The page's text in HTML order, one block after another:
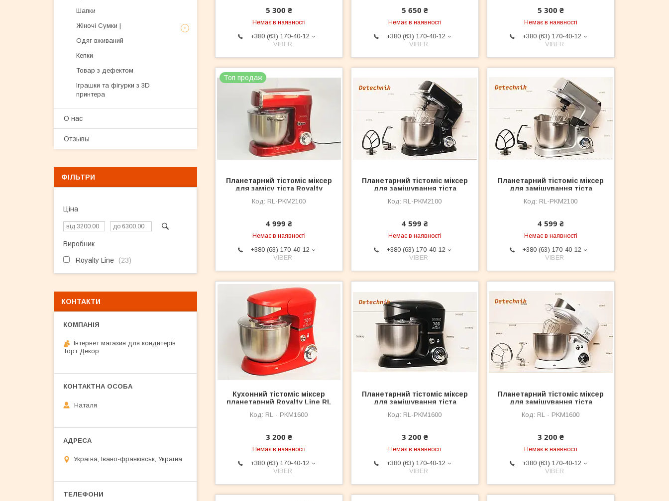
5 300 ₴
Немає в наявності
+380 (63) 170-40-12
VIBER
5 650 ₴
Немає в наявності
+380 (63) 170-40-12
VIBER
5 300 ₴
Немає в наявності
+380 (63) 170-40-12
VIBER
Топ продаж
Планетарний тістоміс міксер
для замісу тіста Royalty
RL-PKM2100
4 999 ₴
Немає в наявності
+380 (63) 170-40-12
VIBER
Планетарний тістоміс міксер
для замішування тіста
BLACK
RL-PKM2100
4 599 ₴
Немає в наявності
+380 (63) 170-40-12
VIBER
Планетарний тістоміс міксер
для замішування тіста
SILVER
RL-PKM2100
4 599 ₴
Немає в наявності
+380 (63) 170-40-12
VIBER
Кухонний тістоміс міксер
планетарний Royalty Line RL
RL - PKM1600
3 200 ₴
Немає в наявності
+380 (63) 170-40-12
VIBER
Планетарний тістоміс міксер
для замішування тіста
5.5L
RL-PKM1600
3 200 ₴
Немає в наявності
+380 (63) 170-40-12
VIBER
Планетарний тістоміс міксер
для замішування тіста
5.5L
RL - PKM1600
3 200 ₴
Немає в наявності
+380 (63) 170-40-12
VIBER
Шапки
Жіночі Сумки |
Одяг вживаний
Кепки
Товар з дефектом
Іграшки та фігурки з 3D
принтера
О нас
Отзывы
ФІЛЬТРИ
Ціна
Виробник
Royalty Line 23
КОНТАКТИ
Інтернет магазин для кондитерів
Торт Декор
Наталя
Україна, Івано-франківськ, Україна